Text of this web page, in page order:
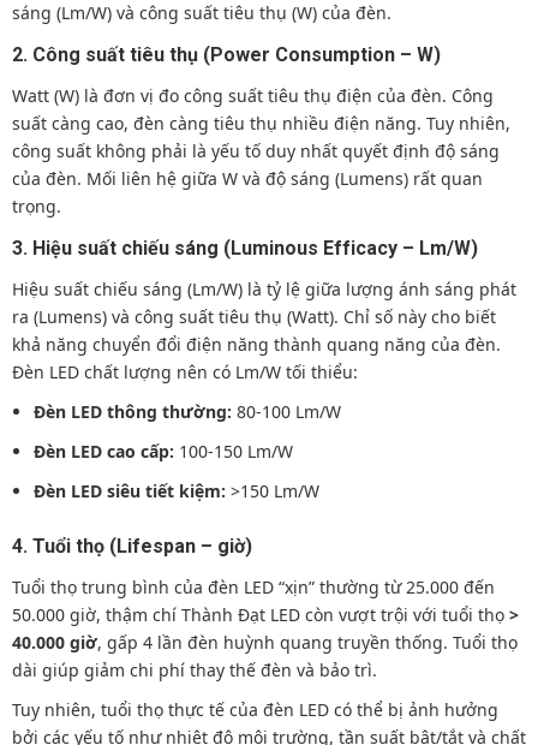
sáng (Lm/W) và công suất tiêu thụ (W) của đèn.
2. Công suất tiêu thụ (Power Consumption – W)
Watt (W) là đơn vị đo công suất tiêu thụ điện của đèn. Công
suất càng cao, đèn càng tiêu thụ nhiều điện năng. Tuy nhiên,
công suất không phải là yếu tố duy nhất quyết định độ sáng
của đèn. Mối liên hệ giữa W và độ sáng (Lumens) rất quan
trọng.
3. Hiệu suất chiếu sáng (Luminous Efficacy – Lm/W)
Hiệu suất chiếu sáng (Lm/W) là tỷ lệ giữa lượng ánh sáng phát
ra (Lumens) và công suất tiêu thụ (Watt). Chỉ số này cho biết
khả năng chuyển đổi điện năng thành quang năng của đèn.
Đèn LED chất lượng nên có Lm/W tối thiểu:
Đèn LED thông thường: 80-100 Lm/W
Đèn LED cao cấp: 100-150 Lm/W
Đèn LED siêu tiết kiệm: >150 Lm/W
4. Tuổi thọ (Lifespan – giờ)
Tuổi thọ trung bình của đèn LED “xịn” thường từ 25.000 đến
50.000 giờ, thậm chí Thành Đạt LED còn vượt trội với tuổi thọ >
40.000 giờ, gấp 4 lần đèn huỳnh quang truyền thống. Tuổi thọ
dài giúp giảm chi phí thay thế đèn và bảo trì.
Tuy nhiên, tuổi thọ thực tế của đèn LED có thể bị ảnh hưởng
bởi các yếu tố như nhiệt độ môi trường, tần suất bật/tắt và chất